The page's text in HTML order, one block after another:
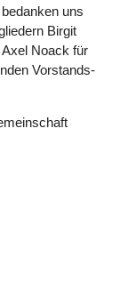
uns
Birgit
Noack für
Vor­stands­